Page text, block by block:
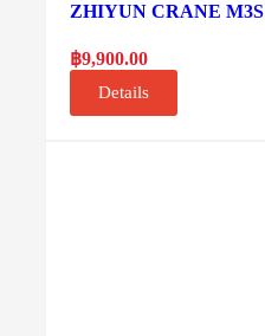
ZHIYUN CRANE M3S
฿9,900.00
Details